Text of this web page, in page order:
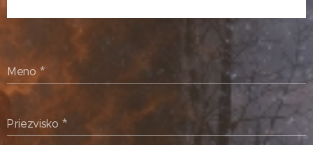
Meno
Priezvisko